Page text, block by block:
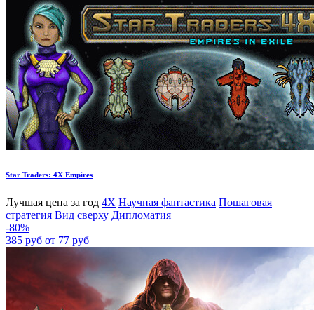
Star Traders: 4X Empires
Лучшая цена за год 4X Научная фантастика Пошаговая
стратегия Вид сверху Дипломатия
-80%
385 руб от 77 руб